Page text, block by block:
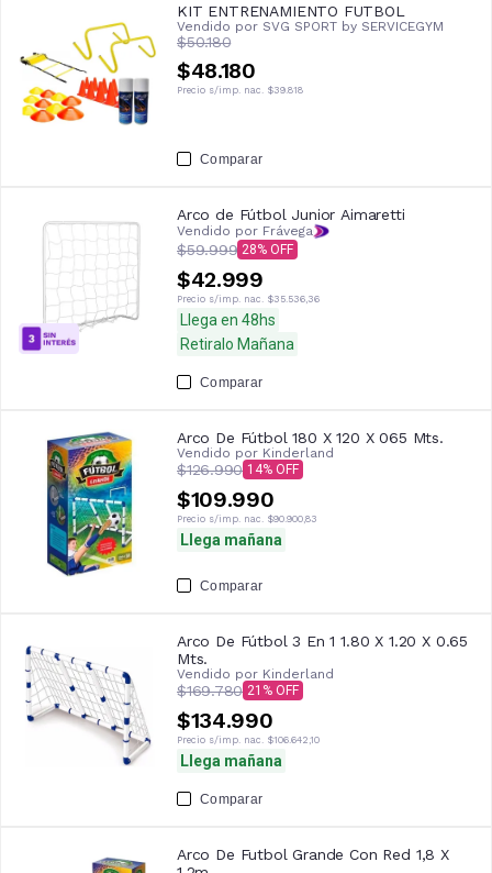
KIT ENTRENAMIENTO FUTBOL
Vendido por SVG SPORT by SERVICEGYM
$50.180
$48.180
Precio s/imp. nac. $39.818
Comparar
Arco de Fútbol Junior Aimaretti
Vendido por Frávega
$59.999 28
$42.999
Precio s/imp. nac. $35.536,36
Llega en 48hs
Retiralo Mañana
Comparar
Arco De Fútbol 180 X 120 X 065 Mts.
Vendido por Kinderland
$126.990 14
$109.990
Precio s/imp. nac. $90.900,83
Llega mañana
Comparar
Arco De Fútbol 3 En 1 1.80 X 1.20 X 0.65
Mts.
Vendido por Kinderland
$169.780 21
$134.990
Precio s/imp. nac. $106.642,10
Llega mañana
Comparar
Arco De Futbol Grande Con Red 1,8 X